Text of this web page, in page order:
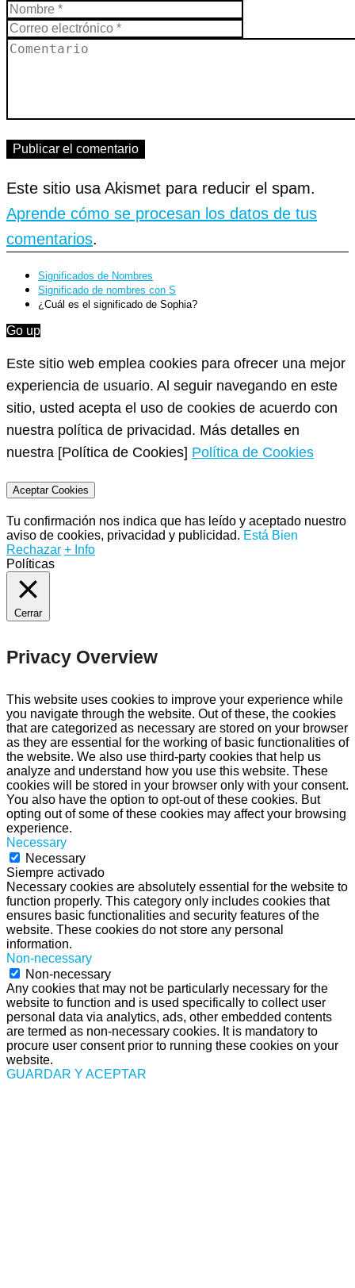
Este sitio usa Akismet para reducir el spam.
Aprende cómo se procesan los datos de tus
comentarios.
Significados de Nombres
Significado de nombres con S
¿Cuál es el significado de Sophia?
Go up
Este sitio web emplea cookies para ofrecer una mejor
experiencia de usuario. Al seguir navegando en este
sitio, usted acepta el uso de cookies de acuerdo con
nuestra política de privacidad. Más detalles en
nuestra [Política de Cookies] Política de Cookies
Aceptar Cookies
Tu confirmación nos indica que has leído y aceptado nuestro
aviso de cookies, privacidad y publicidad. Está Bien
Rechazar + Info
Políticas
Cerrar
Privacy Overview
This website uses cookies to improve your experience while
you navigate through the website. Out of these, the cookies
that are categorized as necessary are stored on your browser
as they are essential for the working of basic functionalities of
the website. We also use third-party cookies that help us
analyze and understand how you use this website. These
cookies will be stored in your browser only with your consent.
You also have the option to opt-out of these cookies. But
opting out of some of these cookies may affect your browsing
experience.
Necessary
Necessary
Siempre activado
Necessary cookies are absolutely essential for the website to
function properly. This category only includes cookies that
ensures basic functionalities and security features of the
website. These cookies do not store any personal
information.
Non-necessary
Non-necessary
Any cookies that may not be particularly necessary for the
website to function and is used specifically to collect user
personal data via analytics, ads, other embedded contents
are termed as non-necessary cookies. It is mandatory to
procure user consent prior to running these cookies on your
website.
GUARDAR Y ACEPTAR